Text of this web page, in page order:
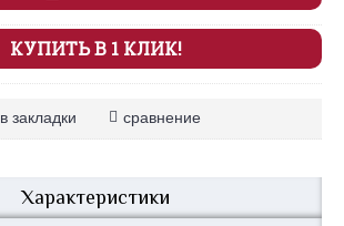
КУПИТЬ В 1 КЛИК!
в закладки сравнение
Характеристики